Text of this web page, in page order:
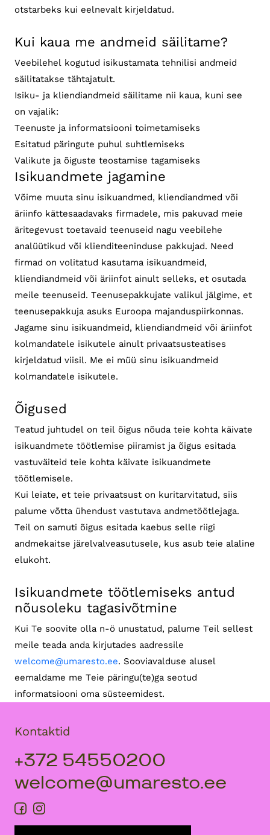
otstarbeks kui eelnevalt kirjeldatud.
Kui kaua me andmeid säilitame?
Veebilehel kogutud isikustamata tehnilisi andmeid
säilitatakse tähtajatult.
Isiku- ja kliendiandmeid säilitame nii kaua, kuni see
on vajalik:
Teenuste ja informatsiooni toimetamiseks
Esitatud päringute puhul suhtlemiseks
Valikute ja õiguste teostamise tagamiseks
Isikuandmete jagamine
Võime muuta sinu isikuandmed, kliendiandmed või
äriinfo kättesaadavaks firmadele, mis pakuvad meie
äritegevust toetavaid teenuseid nagu veebilehe
analüütikud või klienditeeninduse pakkujad. Need
firmad on volitatud kasutama isikuandmeid,
kliendiandmeid või äriinfot ainult selleks, et osutada
meile teenuseid. Teenusepakkujate valikul jälgime, et
teenusepakkuja asuks Euroopa majanduspiirkonnas.
Jagame sinu isikuandmeid, kliendiandmeid või äriinfot
kolmandatele isikutele ainult privaatsusteatises
kirjeldatud viisil. Me ei müü sinu isikuandmeid
kolmandatele isikutele.
Õigused
Teatud juhtudel on teil õigus nõuda teie kohta käivate
isikuandmete töötlemise piiramist ja õigus esitada
vastuväiteid teie kohta käivate isikuandmete
töötlemisele.
Kui leiate, et teie privaatsust on kuritarvitatud, siis
palume võtta ühendust vastutava andmetöötlejaga.
Teil on samuti õigus esitada kaebus selle riigi
andmekaitse järelvalveasutusele, kus asub teie alaline
elukoht.
Isikuandmete töötlemiseks antud
nõusoleku tagasivõtmine
Kui Te soovite olla n-ö unustatud, palume Teil sellest
meile teada anda kirjutades aadressile
welcome@umaresto.ee. Sooviavalduse alusel
eemaldame me Teie päringu(te)ga seotud
informatsiooni oma süsteemidest.
Kontaktid
+372 54550200
welcome@umaresto.ee